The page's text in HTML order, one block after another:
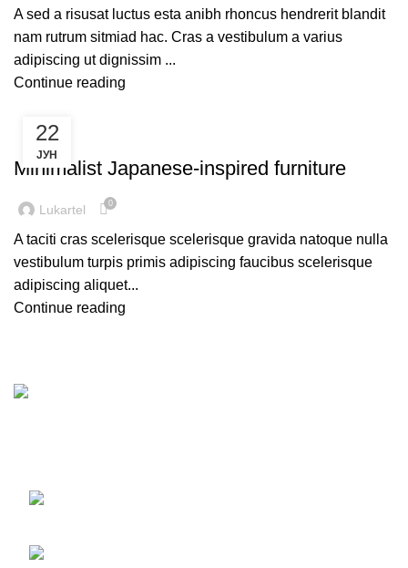
A sed a risusat luctus esta anibh rhoncus hendrerit blandit
nam rutrum sitmiad hac. Cras a vestibulum a varius
adipiscing ut dignissim ...
Continue reading
22
ЈУН
INSPIRATION
Minimalist Japanese-inspired furniture
Lukartel 0
A taciti cras scelerisque scelerisque gravida natoque nulla
vestibulum turpis primis adipiscing faucibus scelerisque
adipiscing aliquet...
Continue reading